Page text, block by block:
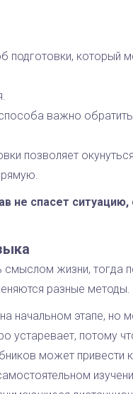
подготовки, который
важно
позволяет
не спасет ситуацию,
жизни, тогда
разные методы.
начальном этапе, но
потому
может привести